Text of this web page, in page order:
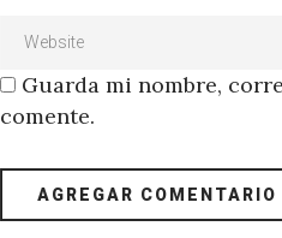
Guarda mi nombre,
comente.